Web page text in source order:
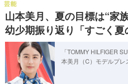
山本美月、夏の目標は“家
幼少期振り返り「すごく夏
芸能
「TOMMY HILFIGER
本美月（C）モデルプレ